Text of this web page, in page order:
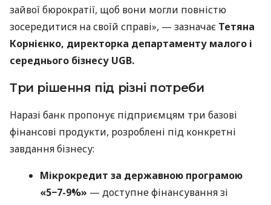
зайвої бюрократії, щоб вони могли повністю
зосередитися на своїй справі», — зазначає Тетяна
Корнієнко, директорка департаменту малого і
середнього бізнесу UGB.
Три рішення під різні потреби
Наразі банк пропонує підприємцям три базові
фінансові продукти, розроблені під конкретні
завдання бізнесу:
Мікрокредит за державною програмою
«5−7-9%» — доступне фінансування зі